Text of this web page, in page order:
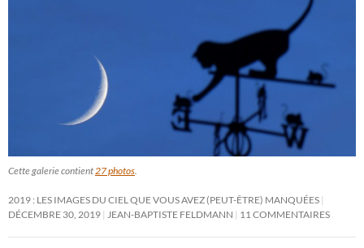
Cette galerie contient27 photos.
2019 : LES IMAGES DU CIEL QUE VOUS AVEZ (PEUT-ÊTRE) MANQUÉES
DÉCEMBRE 30, 2019 JEAN-BAPTISTE FELDMANN 11 COMMENTAIRES